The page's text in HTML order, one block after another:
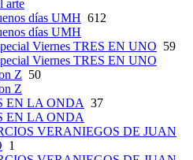
arte
días UMH 612
días UMH
Viernes TRES EN UNO 59
Viernes TRES EN UNO
Z 50
Z
EN LA ONDA 37
EN LA ONDA
VERANIEGOS DE JUAN
1